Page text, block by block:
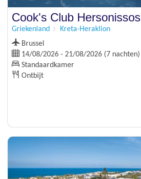
Cook's Club Hersonissos
Griekenland
Kreta-Heraklion
Brussel
14/08/2026 - 21/08/2026 (7 nachten)
Standaardkamer
Ontbijt